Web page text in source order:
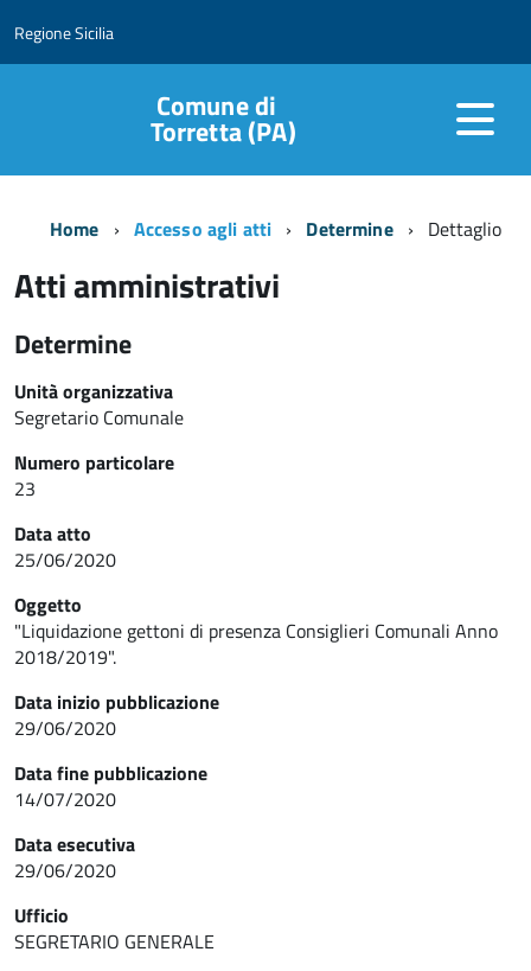
Regione Sicilia
Comune di
Torretta (PA)
Home Accesso agli atti Determine Dettaglio
Atti amministrativi
Determine
Unità organizzativa
Segretario Comunale
Numero particolare
23
Data atto
25/06/2020
Oggetto
"Liquidazione gettoni di presenza Consiglieri Comunali Anno
2018/2019".
Data inizio pubblicazione
29/06/2020
Data fine pubblicazione
14/07/2020
Data esecutiva
29/06/2020
Ufficio
SEGRETARIO GENERALE